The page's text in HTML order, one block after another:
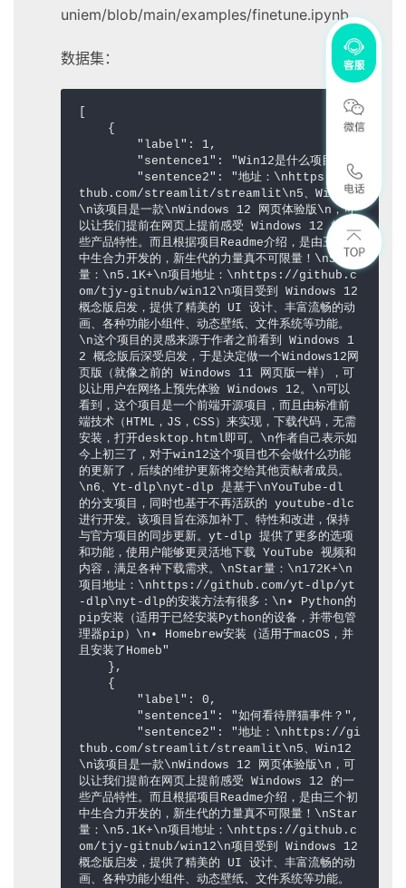
uniem/blob/main/examples/finetune.ipynb
数据集：
thub.com/streamlit/streamlit\n5、Win12
\n该项目是一款\nWindows 12 网页体验版\n，可
以让我们提前在网页上提前感受 Windows 12 的一
些产品特性。而且根据项目Readme介绍，是由三个初
中生合力开发的，新生代的力量真不可限量！\nStar
量：\n5.1K+\n项目地址：\nhttps://github.c
om/tjy-gitnub/win12\n项目受到 Windows 12
概念版启发，提供了精美的 UI 设计、丰富流畅的动
画、各种功能小组件、动态壁纸、文件系统等功能。
\n这个项目的灵感来源于作者之前看到 Windows 1
2 概念版后深受启发，于是决定做一个Windows12网
页版（就像之前的 Windows 11 网页版一样），可
以让用户在网络上预先体验 Windows 12。\n可以
看到，这个项目是一个前端开源项目，而且由标准前
端技术（HTML，JS，CSS）来实现，下载代码，无需
安装，打开desktop.html即可。\n作者自己表示如
今上初三了，对于win12这个项目也不会做什么功能
的更新了，后续的维护更新将交给其他贡献者成员。
\n6、Yt-dlp\nyt-dlp 是基于\nYouTube-dl
的分支项目，同时也基于不再活跃的 youtube-dlc
进行开发。该项目旨在添加补丁、特性和改进，保持
与官方项目的同步更新。yt-dlp 提供了更多的选项
和功能，使用户能够更灵活地下载 YouTube 视频和
内容，满足各种下载需求。\nStar量：\n172K+\n
项目地址：\nhttps://github.com/yt-dlp/yt
-dlp\nyt-dlp的安装方法有很多：\n• Python的
pip安装（适用于已经安装Python的设备，并带包管
理器pip）\n• Homebrew安装（适用于macOS，并
且安装了Homeb"
thub.com/streamlit/streamlit\n5、Win12
\n该项目是一款\nWindows 12 网页体验版\n，可
以让我们提前在网页上提前感受 Windows 12 的一
些产品特性。而且根据项目Readme介绍，是由三个初
中生合力开发的，新生代的力量真不可限量！\nStar
量：\n5.1K+\n项目地址：\nhttps://github.c
om/tjy-gitnub/win12\n项目受到 Windows 12
概念版启发，提供了精美的 UI 设计、丰富流畅的动
画、各种功能小组件、动态壁纸、文件系统等功能。